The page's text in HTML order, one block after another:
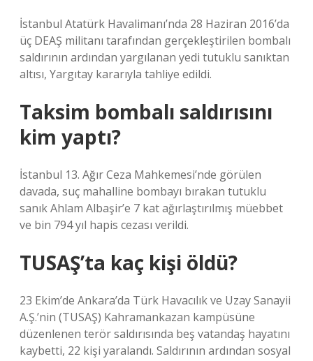
İstanbul Atatürk Havalimanı’nda 28 Haziran 2016’da
üç DEAŞ militanı tarafından gerçekleştirilen bombalı
saldırının ardından yargılanan yedi tutuklu sanıktan
altısı, Yargıtay kararıyla tahliye edildi.
Taksim bombalı saldırısını
kim yaptı?
İstanbul 13. Ağır Ceza Mahkemesi’nde görülen
davada, suç mahalline bombayı bırakan tutuklu
sanık Ahlam Albaşir’e 7 kat ağırlaştırılmış müebbet
ve bin 794 yıl hapis cezası verildi.
TUSAŞ’ta kaç kişi öldü?
23 Ekim’de Ankara’da Türk Havacılık ve Uzay Sanayii
A.Ş.’nin (TUSAŞ) Kahramankazan kampüsüne
düzenlenen terör saldırısında beş vatandaş hayatını
kaybetti, 22 kişi yaralandı. Saldırının ardından sosyal